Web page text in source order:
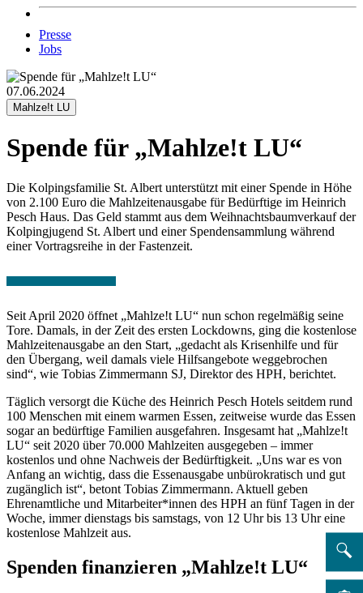
Presse
Jobs
07.06.2024
Mahlze!t LU
Spende für „Mahlze!t LU“
Die Kolpingsfamilie St. Albert unterstützt mit einer Spende in Höhe
von 2.100 Euro die Mahlzeitenausgabe für Bedürftige im Heinrich
Pesch Haus. Das Geld stammt aus dem Weihnachtsbaumverkauf der
Kolpingjugend St. Albert und einer Spendensammlung während
einer Vortragsreihe in der Fastenzeit.
Seit April 2020 öffnet „Mahlze!t LU“ nun schon regelmäßig seine
Tore. Damals, in der Zeit des ersten Lockdowns, ging die kostenlose
Mahlzeitenausgabe an den Start, „gedacht als Krisenhilfe und für
den Übergang, weil damals viele Hilfsangebote weggebrochen
sind“, wie Tobias Zimmermann SJ, Direktor des HPH, berichtet.
Täglich versorgt die Küche des Heinrich Pesch Hotels seitdem rund
100 Menschen mit einem warmen Essen, zeitweise wurde das Essen
sogar an bedürftige Familien ausgefahren. Insgesamt hat „Mahlze!t
LU“ seit 2020 über 70.000 Mahlzeiten ausgegeben – immer
kostenlos und ohne Nachweis der Bedürftigkeit. „Uns war es von
Anfang an wichtig, dass die Essenausgabe unbürokratisch und gut
zugänglich ist“, betont Tobias Zimmermann. Aktuell geben
Ehrenamtliche und Mitarbeiter*innen des HPH an fünf Tagen in der
Woche, immer dienstags bis samstags, von 12 Uhr bis 13 Uhr eine
kostenlose Mahlzeit aus.
Spenden finanzieren „Mahlze!t LU“